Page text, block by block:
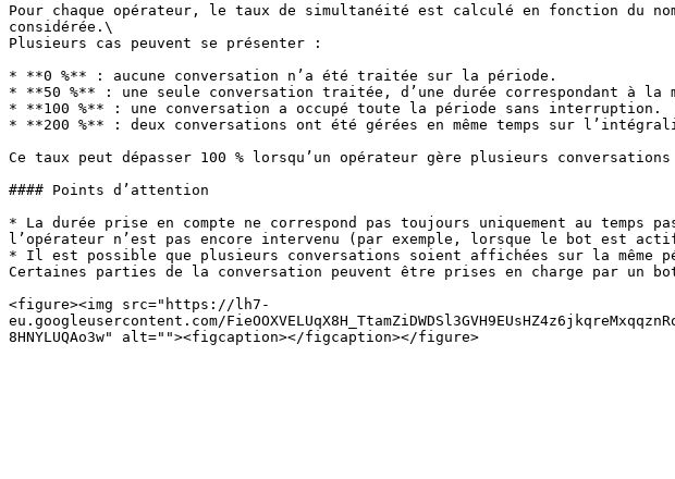
Pour chaque opérateur, le taux de simultanéité est calculé en fonction du
considérée.\
Plusieurs cas peuvent se présenter :
* **0 %** : aucune conversation n’a été traitée sur la période.
* **50 %** : une seule conversation traitée, d’une durée correspondant à la
* **100 %** : une conversation a occupé toute la période sans interruption.
* **200 %** : deux conversations ont été gérées en même temps sur
Ce taux peut dépasser 100 % lorsqu’un opérateur gère plusieurs conversations
#### Points d’attention
* La durée prise en compte ne correspond pas toujours uniquement au
l’opérateur n’est pas encore intervenu (par exemple, lorsque le bot est
* Il est possible que plusieurs conversations soient affichées sur la même
Certaines parties de la conversation peuvent être prises en charge par un
<figure><img src="https://lh7-
eu.googleusercontent.com/